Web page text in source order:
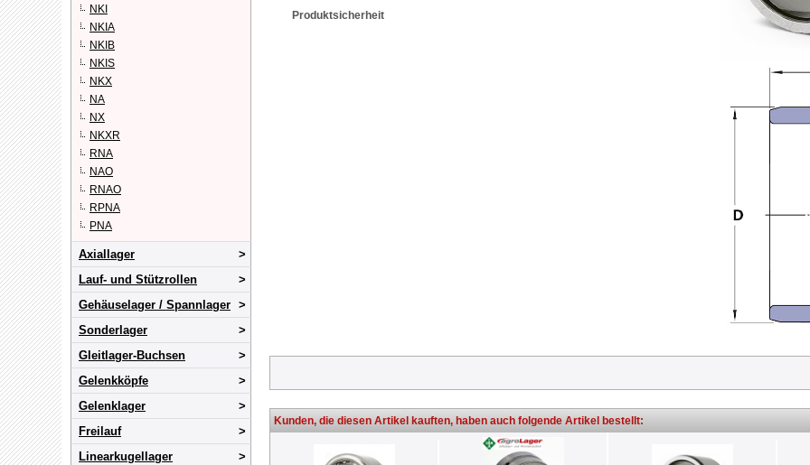
NKI
NKIA
NKIB
NKIS
NKX
NA
NX
NKXR
RNA
NAO
RNAO
RPNA
PNA
Axiallager
Lauf- und Stützrollen
Gehäuselager / Spannlager
Sonderlager
Gleitlager-Buchsen
Gelenkköpfe
Gelenklager
Freilauf
Linearkugellager
Produktsicherheit
Kunden, die diesen Artikel kauften, haben auch folgende Artikel bestellt: